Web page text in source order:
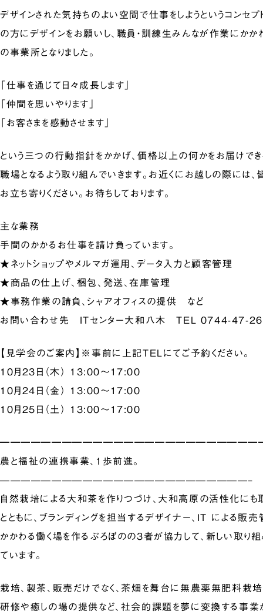
デザインされた気持ちのよい空間で仕事をしようというコンセプ
の方にデザインをお願いし、職員・訓練生みんなが作業にかか
の事業所となりました。
「仕事を通じて日々成長します」
「仲間を思いやります」
「お客さまを感動させます」
という三つの行動指針をかかげ、価格以上の何かをお届けで
職場となるよう取り組んでいきます。お近くにお越しの際には、
お立ち寄りください。お待ちしております。
主な業務
手間のかかるお仕事を請け負っています。
★ネットショップやメルマガ運用、データ入力と顧客管理
★商品の仕上げ、梱包、発送、在庫管理
★事務作業の請負、シャアオフィスの提供 など
お問い合わせ先 ITセンター大和八木 TEL 0744-47-2681
【見学会のご案内】※事前に上記TELにてご予約ください。
10月23日（木） 13:00～17:00
10月24日（金） 13:00～17:00
10月25日（土） 13:00～17:00
農と福祉の連携事業、１歩前進。
————————————————————————–
自然栽培による大和茶を作りつづけ、大和高原の活性化に
とともに、ブランディングを担当するデザイナー、IT による販
かかわる働く場を作るぷろぼのの３者が協力して、新しい取り組
ています。
栽培、製茶、販売だけでなく、茶畑を舞台に無農薬無肥料栽培
研修や癒しの場の提供など、社会的課題を夢に変換する事業